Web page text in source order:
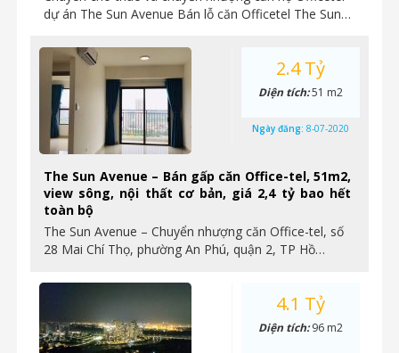
dự án The Sun Avenue Bán lỗ căn Officetel The Sun…
The Sun Avenue – Bán gấp căn Office-tel, 51m2,
view sông, nội thất cơ bản, giá 2,4 tỷ bao hết
toàn bộ
The Sun Avenue – Chuyển nhượng căn Office-tel, số
28 Mai Chí Thọ, phường An Phú, quận 2, TP Hồ…
2.4 Tỷ
Diện tích:51 m2
Ngày đăng: 8-07-2020
4.1 Tỷ
Diện tích:96 m2